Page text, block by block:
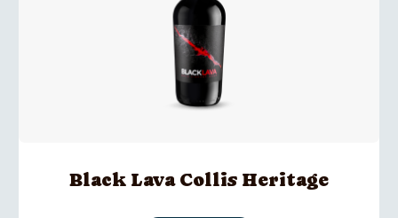
Black Lava Collis Heritage